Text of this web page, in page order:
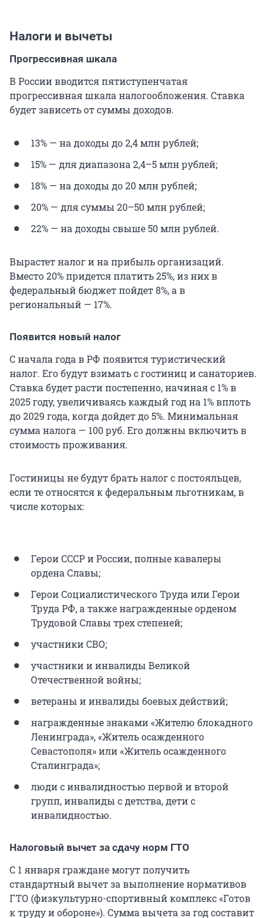
Налоги и вычеты
Прогрессивная шкала
В России вводится пятиступенчатая
прогрессивная шкала налогообложения. Ставка
будет зависеть от суммы доходов.
13% — на доходы до 2,4 млн рублей;
15% — для диапазона 2,4–5 млн рублей;
18% — на доходы до 20 млн рублей;
20% — для суммы 20–50 млн рублей;
22% — на доходы свыше 50 млн рублей.
Вырастет налог и на прибыль организаций.
Вместо 20% придется платить 25%, из них в
федеральный бюджет пойдет 8%, а в
региональный — 17%.
Появится новый налог
С начала года в РФ появится туристический
налог. Его будут взимать с гостиниц и санаториев.
Ставка будет расти постепенно, начиная с 1% в
2025 году, увеличиваясь каждый год на 1% вплоть
до 2029 года, когда дойдет до 5%. Минимальная
сумма налога — 100 руб. Его должны включить в
стоимость проживания.
Гостиницы не будут брать налог с постояльцев,
если те относятся к федеральным льготникам, в
числе которых:
Герои СССР и России, полные кавалеры
ордена Славы;
Герои Социалистического Труда или Герои
Труда РФ, а также награжденные орденом
Трудовой Славы трех степеней;
участники СВО;
участники и инвалиды Великой
Отечественной войны;
ветераны и инвалиды боевых действий;
награжденные знаками «Жителю блокадного
Ленинграда», «Житель осажденного
Севастополя» или «Житель осажденного
Сталинграда»;
люди с инвалидностью первой и второй
групп, инвалиды с детства, дети с
инвалидностью.
Налоговый вычет за сдачу норм ГТО
С 1 января граждане могут получить
стандартный вычет за выполнение нормативов
ГТО (физкультурно-спортивный комплекс «Готов
к труду и обороне»). Сумма вычета за год составит